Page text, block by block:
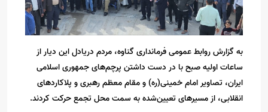
به گزارش روابط عمومی فرمانداری گناوه، مردم دریادل این دیار از
ساعات اولیه صبح با در دست داشتن پرچم‌های جمهوری اسلامی
ایران، تصاویر امام خمینی(ره) و مقام معظم رهبری و پلاکاردهای
انقلابی، از مسیرهای تعیین‌شده به سمت محل تجمع حرکت کردند.